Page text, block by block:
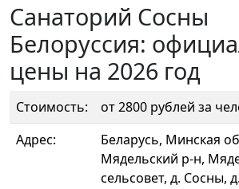
Санаторий Сосны
Белоруссия:
цены на 2026 год
Стоимость:
от 2800 рублей за
Адрес:
Беларусь, Минская
Мядельский р-н,
сельсовет, д. Сосны,